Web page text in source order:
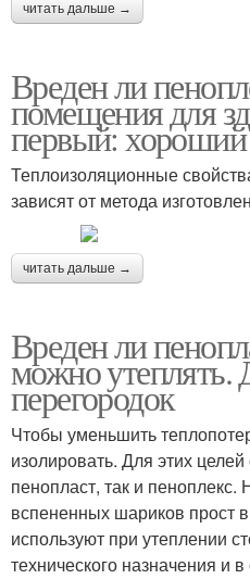
читать дальше →
Вреден ли
помещения для
первый: хороший
Теплоизоляционные
зависят от метода
читать дальше →
Вреден ли
можно утеплять.
перегородок
Чтобы уменьшить
изолировать. Для этих
пенопласт, так и
вспененных шариков прост
используют при утеплении
технического назначения и